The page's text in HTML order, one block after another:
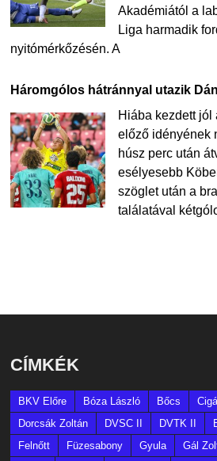
Akadémiától a
Liga harmadik
nyitómérkőzésén. A
Háromgólos hátránnyal utazik
Hiába kezdett jól
előző idényének
húsz perc után
esélyesebb
szöglet után a
találatával
CÍMKÉK
BKV Előre Bóza László Bőcs
Dorcsák Zoltán
DVSC II DVTK II
Felnőtt
Füzesabony Gyula Gál